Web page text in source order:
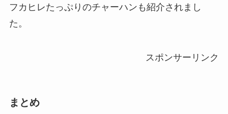
フカヒレたっぷりのチャーハンも紹介されまし
た。
スポンサーリンク
まとめ